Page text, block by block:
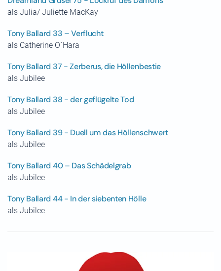
als Julia/ Juliette MacKay
Tony Ballard 33 – Verflucht
als Catherine O`Hara
Tony Ballard 37 - Zerberus, die Höllenbestie
als Jubilee
Tony Ballard 38 - der geflügelte Tod
als Jubilee
Tony Ballard 39 - Duell um das Höllenschwert
als Jubilee
Tony Ballard 40 – Das Schädelgrab
als Jubilee
Tony Ballard 44 - In der siebenten Hölle
als Jubilee